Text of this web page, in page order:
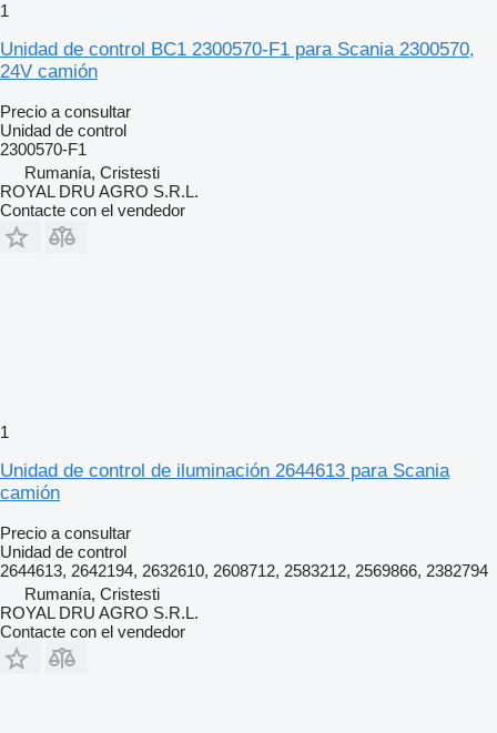
1
Unidad de control BC1 2300570-F1 para Scania 2300570,
24V camión
Precio a consultar
Unidad de control
2300570-F1
Rumanía, Cristesti
ROYAL DRU AGRO S.R.L.
Contacte con el vendedor
1
Unidad de control de iluminación 2644613 para Scania
camión
Precio a consultar
Unidad de control
2644613, 2642194, 2632610, 2608712, 2583212, 2569866, 2382794
Rumanía, Cristesti
ROYAL DRU AGRO S.R.L.
Contacte con el vendedor